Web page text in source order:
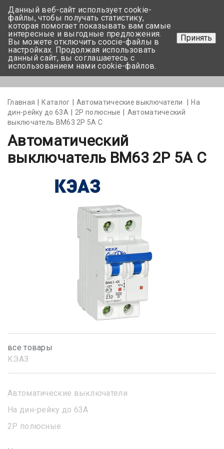
+375 17-350-99-56
+375 44-752-82-08
Задать вопрос
Главная Каталог Автоматические выключатели
На
дин-рейку до 63А
2Р полюсные
Автоматический
выключатель BM63 2P 5А С
Автоматический
выключатель BM63 2P 5А С
все товары
КЭАЗ
Автоматические выключатели
На дин-рейку до 63А
2Р полюсные
Данный веб-сайт использует cookie-
файлы, чтобы получать статистику,
которая помогает показывать вам самые
интересные и выгодные предложения.
Вы можете отключить coocie-файлы в
настройках. Продолжая использовать
данный сайт, вы соглашаетесь с
использованием нами cookie-файлов.
Принять